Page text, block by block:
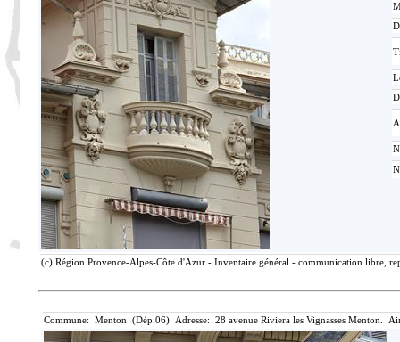
(c) Région Provence-Alpes-Côte d'Azur - Inventaire général - communication libre,
Commune: Menton (Dép.06) Adresse: 28 avenue Riviera les Vignasses Menton.